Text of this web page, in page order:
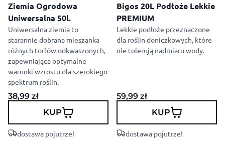
Ziemia Ogrodowa
Uniwersalna 50l.
Uniwersalna ziemia to
starannie dobrana mieszanka
różnych torfów odkwaszonych,
zapewniająca optymalne
warunki wzrostu dla szerokiego
spektrum roślin.
38,99 zł
KUP
dostawa pojutrze!
Bigos 20L Podłoże Lekkie
PREMIUM
Lekkie podłoże przeznaczone
dla roślin doniczkowych, które
nie tolerują nadmiaru wody.
59,99 zł
KUP
dostawa pojutrze!